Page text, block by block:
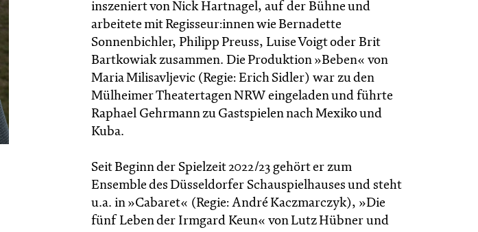
inszeniert von Nick Hartnagel, auf der Bühne und
arbeitete mit Regisseur:innen wie Bernadette
Sonnenbichler, Philipp Preuss, Luise Voigt oder Brit
Bartkowiak zusammen. Die Produktion »Beben« von
Maria Milisavljevic (Regie: Erich Sidler) war zu den
Mülheimer Theatertagen NRW eingeladen und führte
Raphael Gehrmann zu Gastspielen nach Mexiko und
Kuba.
Seit Beginn der Spielzeit 2022/23 gehört er zum
Ensemble des Düsseldorfer Schauspielhauses und steht
u.a. in »Cabaret« (Regie: André Kaczmarczyk), »Die
fünf Leben der Irmgard Keun« von Lutz Hübner und